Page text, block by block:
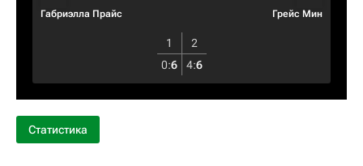
Габриэлла Прайс Грейс Мин
1
2
0:6 4:6
Статистика